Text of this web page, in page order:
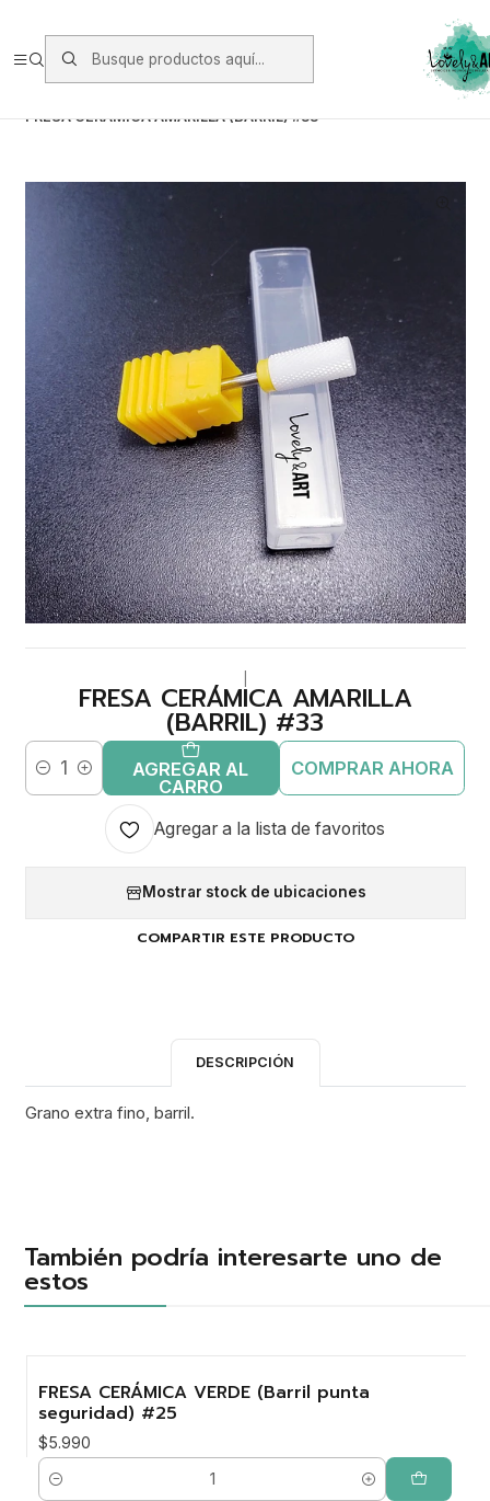
https://www.starken.cl/
FRESA CERÁMICA AMARILLA (BARRIL) #33
FRESA CERÁMICA AMARILLA
(BARRIL) #33
Cantidad
AGREGAR AL
CARRO
COMPRAR AHORA
Agregar a la lista de favoritos
Mostrar stock de ubicaciones
COMPARTIR ESTE PRODUCTO
DESCRIPCIÓN
Grano extra fino, barril.
También podría interesarte uno de
estos
FRESA CERÁMICA VERDE (Barril punta
seguridad) #25
$5.990
Cantidad